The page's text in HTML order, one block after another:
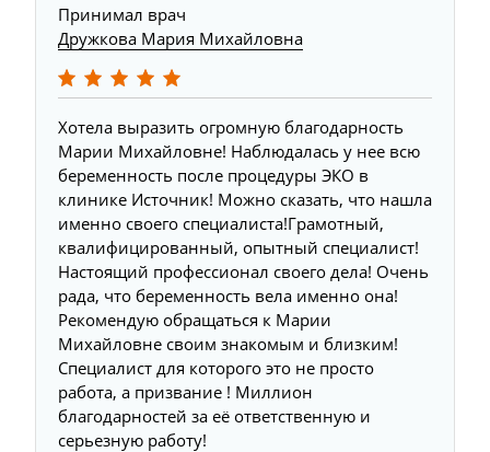
Принимал врач
Дружкова Мария Михайловна
Хотела выразить огромную благодарность
Марии Михайловне! Наблюдалась у нее всю
беременность после процедуры ЭКО в
клинике Источник! Можно сказать, что нашла
именно своего специалиста!Грамотный,
квалифицированный, опытный специалист!
Настоящий профессионал своего дела! Очень
рада, что беременность вела именно она!
Рекомендую обращаться к Марии
Михайловне своим знакомым и близким!
Специалист для которого это не просто
работа, а призвание ! Миллион
благодарностей за её ответственную и
серьезную работу!